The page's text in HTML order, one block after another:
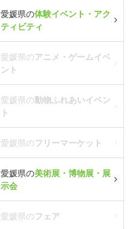
愛媛県の体験イベント・アク
ティビティ
愛媛県のアニメ・ゲームイベ
ント
愛媛県の動物ふれあいイベン
ト
愛媛県のフリーマーケット
愛媛県の美術展・博物展・展
示会
愛媛県のフェア